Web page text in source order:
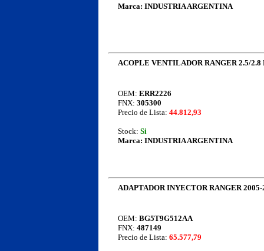
Marca: INDUSTRIA ARGENTINA
ACOPLE VENTILADOR RANGER 2.5/2.8
OEM: ERR2226
FNX: 305300
Precio de Lista: 44.812,93
Stock: Si
Marca: INDUSTRIA ARGENTINA
ADAPTADOR INYECTOR RANGER
OEM: BG5T9G512AA
FNX: 487149
Precio de Lista: 65.577,79